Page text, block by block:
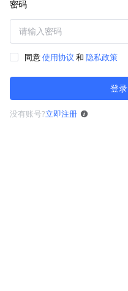
密码
同意使用协议 和 隐私政策
登录
没有账号?立即注册